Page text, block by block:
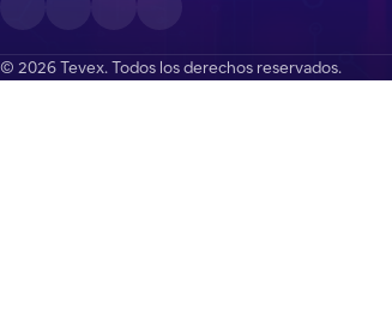
© 2026 Tevex. Todos los derechos reservados.